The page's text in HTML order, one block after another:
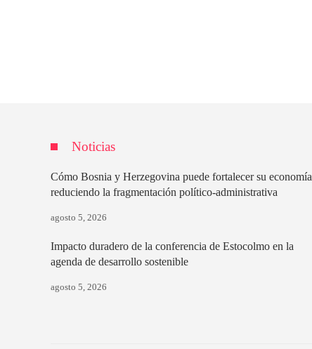
Noticias
Cómo Bosnia y Herzegovina puede fortalecer su economía
reduciendo la fragmentación político-administrativa
agosto 5, 2026
Impacto duradero de la conferencia de Estocolmo en la
agenda de desarrollo sostenible
agosto 5, 2026